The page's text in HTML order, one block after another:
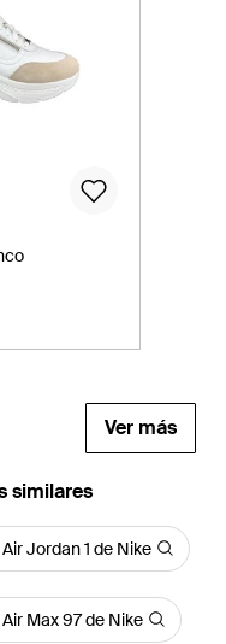
Ver más
similares
Jordan 1 de Nike
Max 97 de Nike